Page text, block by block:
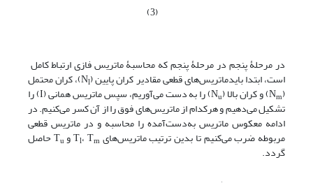
(3)
در مرحلۀ پنجم در مرحلۀ پنجم که محاسبۀ ماتریس فازی ارتباط کامل
است، ابتدا بایدماتریس‌های قطعی مقادیر کران پایین (Nl )، کران محتمل
(N
m ) و کران بالا (Nu ) را به دست می‌آوریم، سپس ماتریس همانی (I) را
تشکیل می‌دهیم و هرکدام از ماتریس‌های فوق را از آن کسر می‌کنیم. در
ادامه معکوس ماتریس به‌دست‌آمده را محاسبه و در ماتریس قطعی
مربوطه ضرب می‌کنیم تا بدین ترتیب ماتریس‌های T l، Tm و Tu حاصل
گردد.
,